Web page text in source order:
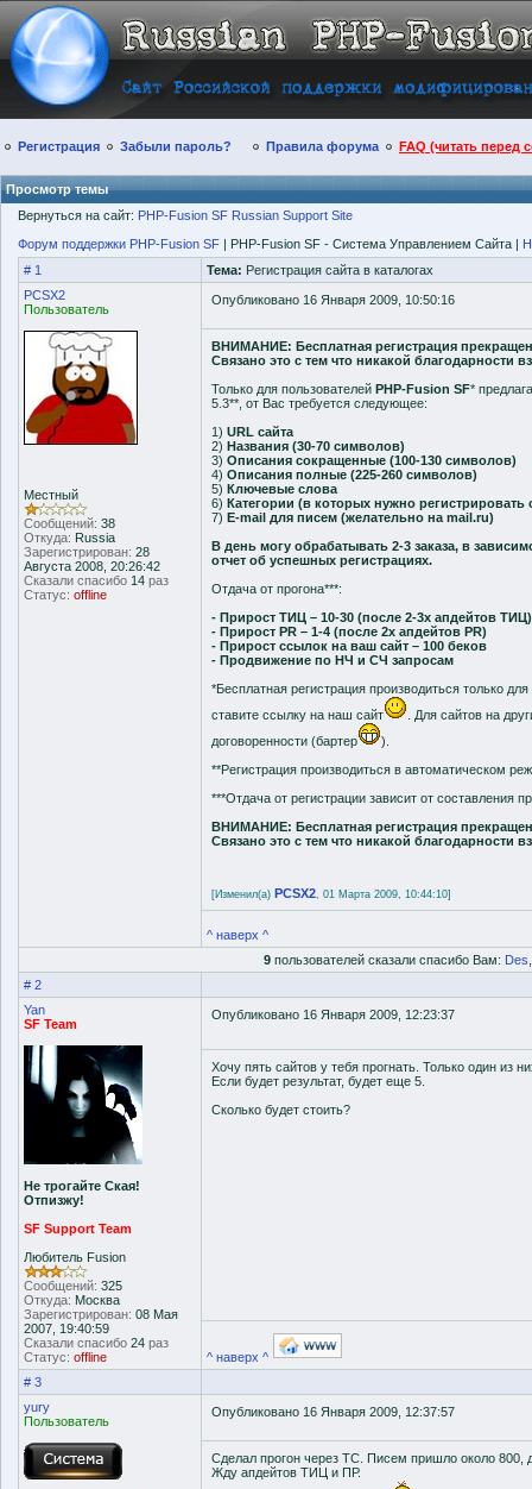
Регистрация Забыли пароль? Правила форума FAQ (читать перед
Просмотр темы
Вернуться на сайт: PHP-Fusion SF Russian Support Site
Форум поддержки PHP-Fusion SF | PHP-Fusion SF - Система Управлением Сайта |
# 1
Тема: Регистрация сайта в каталогах
PCSX2
Пользователь
Местный
Сообщений: 38
Откуда: Russia
Зарегистрирован: 28
Августа 2008, 20:26:42
Сказали спасибо 14 раз
Статус: offline
Опубликовано 16 Января 2009, 10:50:16
ВНИМАНИЕ: Бесплатная регистрация
Связано это с тем что никакой благодарности
Только для пользователей PHP-Fusion SF*
5.3**, от Вас требуется следующее:
1) URL сайта
2) Названия (30-70 символов)
3) Описания сокращенные (100-130 символов)
4) Описания полные (225-260 символов)
5) Ключевые слова
6) Категории (в которых нужно регистрировать
7) E-mail для писем (желательно на mail.ru)
В день могу обрабатывать 2-3 заказа, в
отчет об успешных регистрациях.
Отдача от прогона***:
- Прирост ТИЦ – 10-30 (после 2-3х апдейтов ТИЦ)
- Прирост PR – 1-4 (после 2х апдейтов PR)
- Прирост ссылок на ваш сайт – 100 беков
- Продвижение по НЧ и СЧ запросам
*Бесплатная регистрация производиться только
ставите ссылку на наш сайт
. Для сайтов на
договоренности (бартер
).
**Регистрация производиться в автоматическом
***Отдача от регистрации зависит от составления
ВНИМАНИЕ: Бесплатная регистрация
Связано это с тем что никакой благодарности
[Изменил(а) PCSX2, 01 Марта 2009, 10:44:10]
^ наверх ^
9пользователей сказали спасибо Вам: Des
# 2
Yan
SF Team
Не трогайте Ская!
Отпизжу!
SF Support Team
Любитель Fusion
Сообщений: 325
Откуда: Москва
Зарегистрирован: 08 Мая
2007, 19:40:59
Сказали спасибо 24 раз
Статус: offline
Опубликовано 16 Января 2009, 12:23:37
Хочу пять сайтов у тебя прогнать. Только один из
Если будет результат, будет еще 5.
Сколько будет стоить?
^ наверх ^
# 3
yury
Пользователь
Опубликовано 16 Января 2009, 12:37:57
Сделал прогон через ТС. Писем пришло около 800,
Жду апдейтов ТИЦ и ПР.